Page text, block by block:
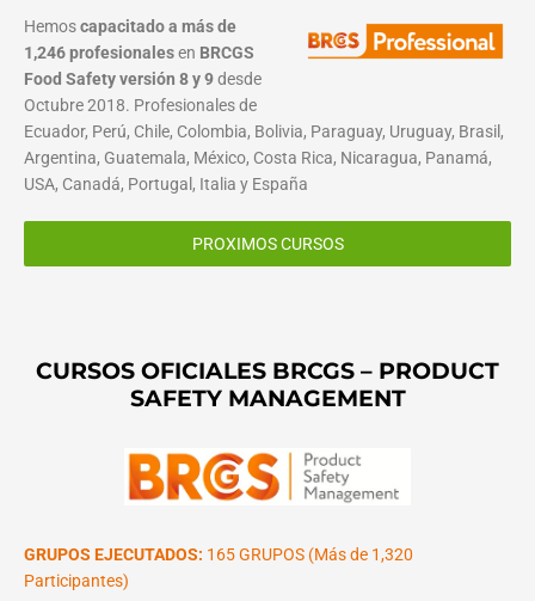
Hemoscapacitado a más de
1,246 profesionalesen BRCGS
Food Safety versión 8 y 9desde
Octubre 2018. Profesionales de
Ecuador, Perú, Chile, Colombia, Bolivia, Paraguay, Uruguay, Brasil,
Argentina, Guatemala, México, Costa Rica, Nicaragua, Panamá,
USA, Canadá, Portugal, Italia y España
PROXIMOS CURSOS
CURSOS OFICIALES BRCGS – PRODUCT
SAFETY MANAGEMENT
GRUPOS EJECUTADOS: 165 GRUPOS (Más de 1,320
Participantes)